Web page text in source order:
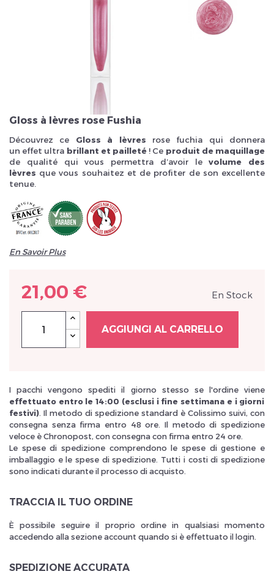
Veuillez réinitialiser votre mot de passe
Gloss à lèvres rose Fushia
Découvrez ce Gloss à lèvres rose fuchia qui donnera
un effet ultra brillant et pailleté ! Ce produit de maquillage
de qualité qui vous permettra d’avoir levolume des
lèvres que vous souhaitez et de profiter de son excellente
tenue.
En Savoir Plus
21,00 € En Stock
AGGIUNGI AL CARRELLO
I pacchi vengono spediti il giorno stesso se l'ordine viene
effettuato entro le 14:00 (esclusi i fine settimana e i giorni
festivi) . Il metodo di spedizione standard è Colissimo suivi, con
consegna senza firma entro 48 ore. Il metodo di spedizione
veloce è Chronopost, con consegna con firma entro 24 ore.
Le spese di spedizione comprendono le spese di gestione e
imballaggio e le spese di spedizione. Tutti i costi di spedizione
sono indicati durante il processo di acquisto.
TRACCIA IL TUO ORDINE
È possibile seguire il proprio ordine in qualsiasi momento
accedendo alla sezione account quando si è effettuato il login.
SPEDIZIONE ACCURATA